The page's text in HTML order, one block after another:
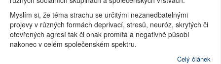
Myslím si, že téma strachu se určitými nezanedbatelnými
projevy v různých formách deprivací, stresů, neuróz, skrytých či
otevřených agresí tak či onak promítá a negativně působí
nakonec v celém společenském spektru.
Celý článek